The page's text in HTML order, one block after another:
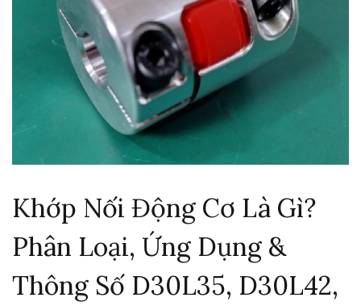
Khớp Nối Động Cơ Là Gì?
Phân Loại, Ứng Dụng &
Thông Số D30L35, D30L42,